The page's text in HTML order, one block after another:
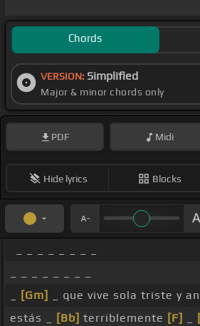
Chords
VERSION: Simplified
Major & minor chords only
PDF Midi
Hide lyrics Blocks
[Gm]
_ que vive sola triste y
estás _
[Bb] terriblemente [F]